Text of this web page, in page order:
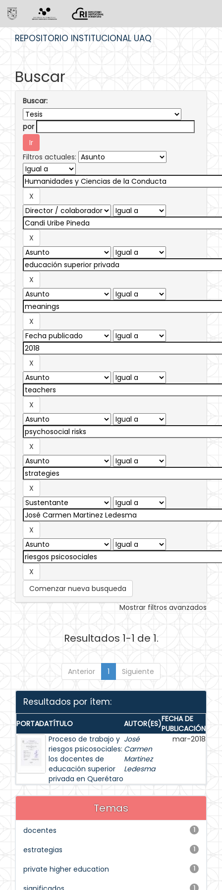
REPOSITORIO INSTITUCIONAL UAQ
Buscar
Buscar:
por
Filtros actuales:
Comenzar nueva busqueda
Mostrar filtros avanzados
Resultados 1-1 de 1.
Anterior 1 Siguiente
Resultados por ítem:
PORTADATÍTULO AUTOR(ES)FECHA DE
PUBLICACIÓN
Proceso de trabajo y
riesgos psicosociales:
los docentes de
educación superior
privada en Querétaro
José
Carmen
Martinez
Ledesma
mar-2018
Temas
1
docentes
1
estrategias
1
private higher education
1